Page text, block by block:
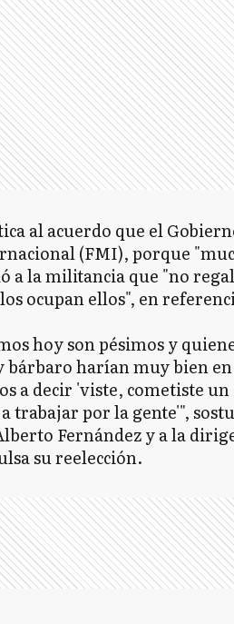
al acuerdo que el
(FMI), porque
a la militancia que "no
ocupan ellos", en
hoy son pésimos y
harían muy bien en
a decir 'viste, cometiste
trabajar por la gente'",
Fernández y a la
su reelección.